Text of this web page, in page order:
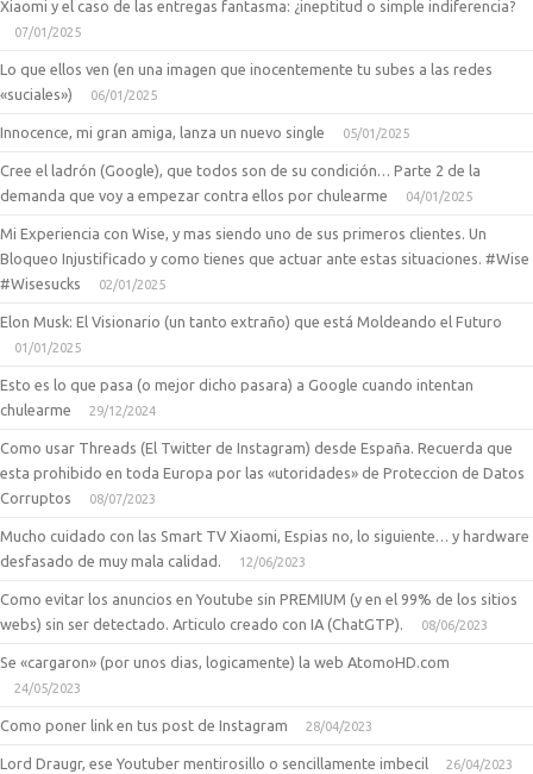
Xiaomi y el caso de las entregas fantasma: ¿ineptitud o simple indiferencia?
07/01/2025
Lo que ellos ven (en una imagen que inocentemente tu subes a las redes
«suciales»)
06/01/2025
Innocence, mi gran amiga, lanza un nuevo single 05/01/2025
Cree el ladrón (Google), que todos son de su condición… Parte 2 de la
demanda que voy a empezar contra ellos por chulearme
04/01/2025
Mi Experiencia con Wise, y mas siendo uno de sus primeros clientes. Un
Bloqueo Injustificado y como tienes que actuar ante estas situaciones. #Wise
#Wisesucks
02/01/2025
Elon Musk: El Visionario (un tanto extraño) que está Moldeando el Futuro
01/01/2025
Esto es lo que pasa (o mejor dicho pasara) a Google cuando intentan
chulearme
29/12/2024
Como usar Threads (El Twitter de Instagram) desde España. Recuerda que
esta prohibido en toda Europa por las «utoridades» de Proteccion de Datos
Corruptos
08/07/2023
Mucho cuidado con las Smart TV Xiaomi, Espias no, lo siguiente… y hardware
desfasado de muy mala calidad.
12/06/2023
Como evitar los anuncios en Youtube sin PREMIUM (y en el 99% de los sitios
webs) sin ser detectado. Articulo creado con IA (ChatGTP).
08/06/2023
Se «cargaron» (por unos dias, logicamente) la web AtomoHD.com
24/05/2023
Como poner link en tus post de Instagram 28/04/2023
Lord Draugr, ese Youtuber mentirosillo o sencillamente imbecil 26/04/2023